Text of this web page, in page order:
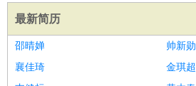
最新简历
邵晴婵
帅新勋
襄佳琦
金琪超